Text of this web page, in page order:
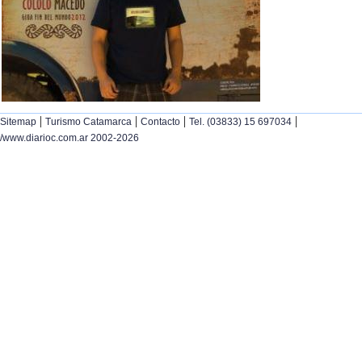
Sitemap | Turismo Catamarca | Contacto | Tel. (03833) 15 697034 |
/www.diarioc.com.ar 2002-2026